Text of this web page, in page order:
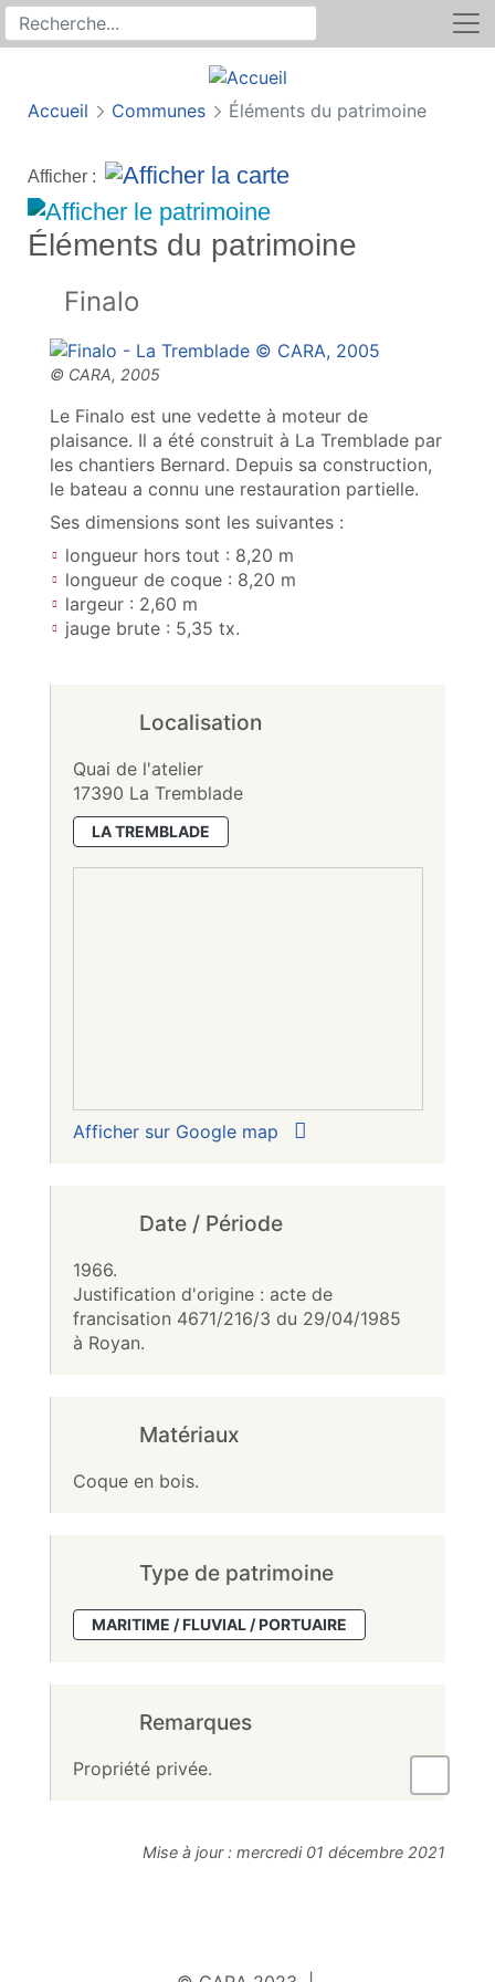
Recherche sur le site
Rechercher
Accueil Communes Éléments du patrimoine
Afficher :
Éléments du patrimoine
Finalo
Le Finalo est une vedette à moteur de
plaisance. Il a été construit à La Tremblade par
les chantiers Bernard. Depuis sa construction,
le bateau a connu une restauration partielle.
Ses dimensions sont les suivantes :
longueur hors tout : 8,20 m
longueur de coque : 8,20 m
largeur : 2,60 m
jauge brute : 5,35 tx.
Localisation
Quai de l'atelier
17390 La Tremblade
LA TREMBLADE
Afficher sur Google map
Date / Période
1966.
Justification d'origine : acte de
francisation 4671/216/3 du 29/04/1985
à Royan.
Matériaux
Coque en bois.
Type de patrimoine
MARITIME / FLUVIAL / PORTUAIRE
Remarques
Propriété privée.
Mise à jour : mercredi 01 décembre 2021